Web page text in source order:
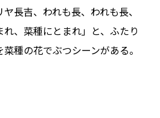
ヤ長吉、われも長、われも長、
、菜種にとまれ」と、ふたり
種の花でぶつシーンがある。